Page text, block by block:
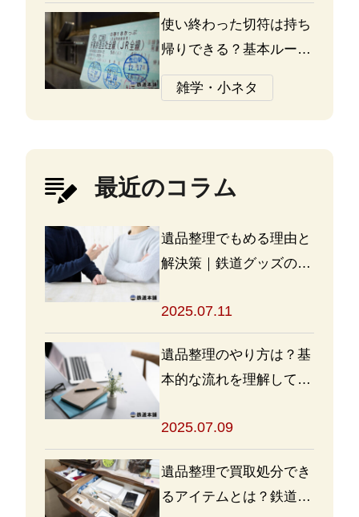
使い終わった切符は持ち
帰りできる？基本ルール
と注意点
雑学・小ネタ
最近のコラム
遺品整理でもめる理由と
解決策｜鉄道グッズの整
2025.07.11
遺品整理のやり方は？基
本的な流れを理解して買
めよう
2025.07.09
遺品整理で買取処分でき
るアイテムとは？鉄道グ